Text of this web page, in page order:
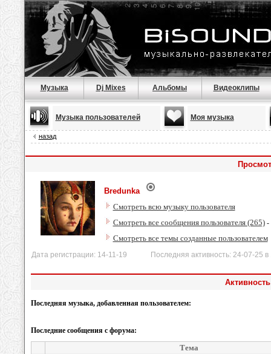
Музыка Dj Mixes Альбомы Видеоклипы
Музыка пользователей Моя музыка
назад
Bredunka
Смотреть всю музыку пользователя
Смотреть все сообщения пользователя (265)-
Смотреть все темы созданные пользователем
Дата регистрации: 14-11-19 Последняя активность: 24-07-25 в
Последняя музыка, добавленная пользователем:
Последние сообщения с форума:
Тема